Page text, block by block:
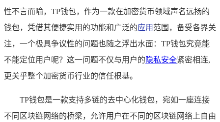
性不言而喻，TP钱包，作为一款在加密货币领域声名远扬的
钱包，凭借其便捷实用的功能和广泛的应用 范围，备受各界关
注，一个极具争议性的问题也随之浮出水面：TP钱包究竟能
不能定位用户呢？这一问题不仅与用户的 隐私安全紧密相连,
更关乎整个加密货币行业的信任根基。
TP钱包是一款支持多链的去中心化钱包，宛如一座连接
不同区块链网络的桥梁，允许用户在不同的区块链网络上自由